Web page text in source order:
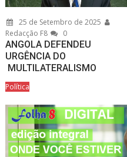
25 de Setembro de 2025
Redacção F8
0
ANGOLA DEFENDEU
URGÊNCIA DO
MULTILATERALISMO
Política